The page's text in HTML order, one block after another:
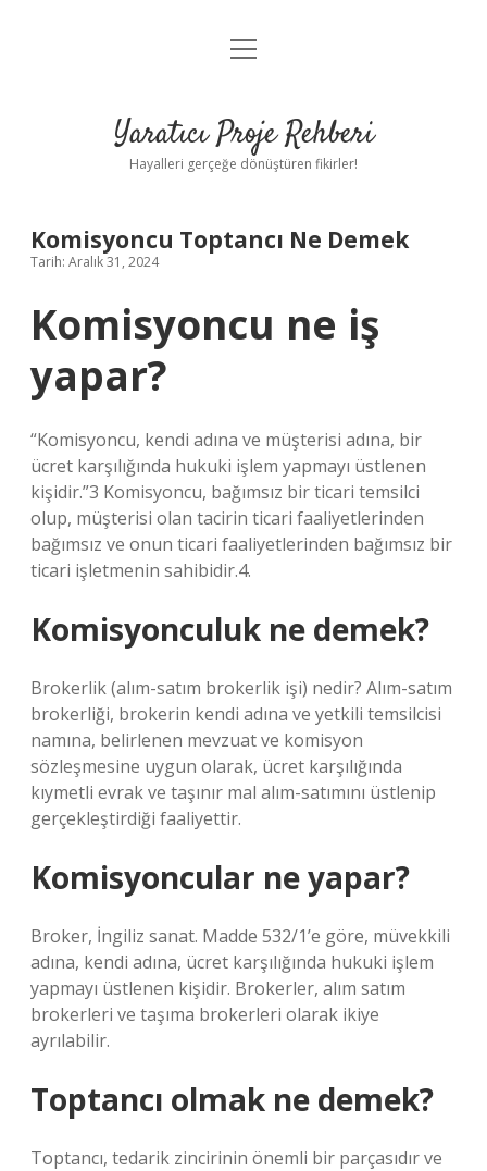
Anasayfa
Yasal Uyarı
menüyü
Yaratıcı Proje Rehberi
Hayalleri gerçeğe dönüştüren fikirler!
Komisyoncu Toptancı Ne Demek
Tarih: Aralık 31, 2024
Komisyoncu ne iş
yapar?
“Komisyoncu, kendi adına ve müşterisi adına, bir
ücret karşılığında hukuki işlem yapmayı üstlenen
kişidir.”3 Komisyoncu, bağımsız bir ticari temsilci
olup, müşterisi olan tacirin ticari faaliyetlerinden
bağımsız ve onun ticari faaliyetlerinden bağımsız bir
ticari işletmenin sahibidir.4.
Komisyonculuk ne demek?
Brokerlik (alım-satım brokerlik işi) nedir? Alım-satım
brokerliği, brokerin kendi adına ve yetkili temsilcisi
namına, belirlenen mevzuat ve komisyon
sözleşmesine uygun olarak, ücret karşılığında
kıymetli evrak ve taşınır mal alım-satımını üstlenip
gerçekleştirdiği faaliyettir.
Komisyoncular ne yapar?
Broker, İngiliz sanat. Madde 532/1’e göre, müvekkili
adına, kendi adına, ücret karşılığında hukuki işlem
yapmayı üstlenen kişidir. Brokerler, alım satım
brokerleri ve taşıma brokerleri olarak ikiye
ayrılabilir.
Toptancı olmak ne demek?
Toptancı, tedarik zincirinin önemli bir parçasıdır ve